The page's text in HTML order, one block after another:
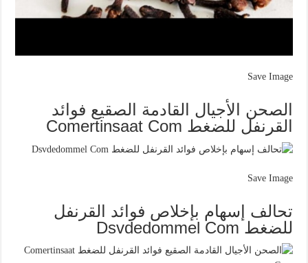
Save Image
الصحن الأجيال القادمة الصقيع فوائد
القرنفل للضغط Comertinsaat Com
Save Image
تحالف إسهام بإخلاص فوائد القرنفل
للضغط Dsvdedommel Com